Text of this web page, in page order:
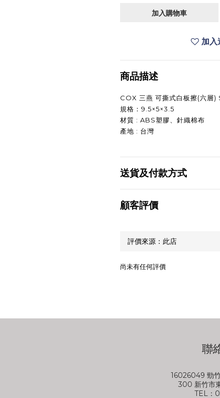
加入購物車
加入
商品描述
COX 三燕 可撕式白板擦(六層
規格：9.5×5×3.5
材質 : ABS塑膠、針織棉布
產地 : 台灣
送貨及付款方式
顧客評價
尚未有任何評價
聯
16026049 勁
300 新竹市
TEL：